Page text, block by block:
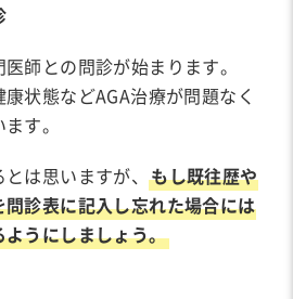
師との問診が始まります。
状態などAGA治療が問題なく
す。
は思いますが、もし既往歴や
診表に記入し忘れた場合には
うにしましょう。